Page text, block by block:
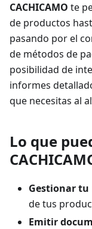
CACHICAMO te
de productos
pasando por el
de métodos de
posibilidad de
informes
que necesitas al
Lo que
Gestionar
de tus
Emitir